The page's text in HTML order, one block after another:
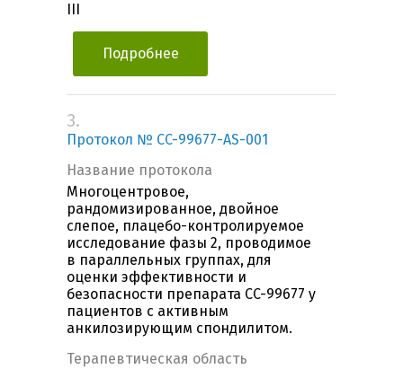
Подробнее
3.
Протокол № CC-99677-AS-001
Название протокола
Многоцентровое,
рандомизированное, двойное
слепое, плацебо-контролируемое
исследование фазы 2, проводимое
в параллельных группах, для
оценки эффективности и
безопасности препарата CC-99677 у
пациентов с активным
анкилозирующим спондилитом.
Терапевтическая область